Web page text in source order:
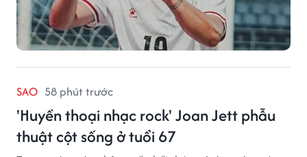
SAO 58 phút trước
'Huyền thoại nhạc rock' Joan Jett phẫu
thuật cột sống ở tuổi 67